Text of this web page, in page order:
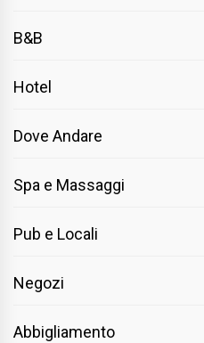
B&B
Hotel
Dove Andare
Spa e Massaggi
Pub e Locali
Negozi
Abbigliamento